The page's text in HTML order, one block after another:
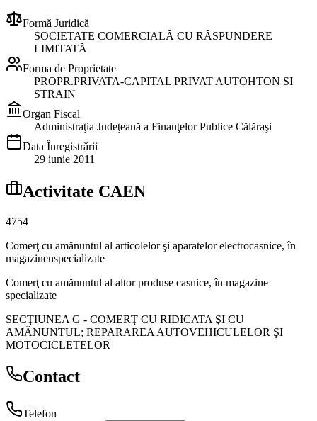
Formă Juridică
SOCIETATE COMERCIALĂ CU RĂSPUNDERE
LIMITATĂ
Forma de Proprietate
PROPR.PRIVATA-CAPITAL PRIVAT AUTOHTON SI
STRAIN
Organ Fiscal
Administraţia Judeţeană a Finanţelor Publice Călăraşi
Data Înregistrării
29 iunie 2011
Activitate CAEN
4754
Comerţ cu amănuntul al articolelor şi aparatelor electrocasnice, în
magazinenspecializate
Comerţ cu amănuntul al altor produse casnice, în magazine
specializate
SECŢIUNEA G - COMERŢ CU RIDICATA ŞI CU
AMĂNUNTUL; REPARAREA AUTOVEHICULELOR ŞI
MOTOCICLETELOR
Contact
Telefon